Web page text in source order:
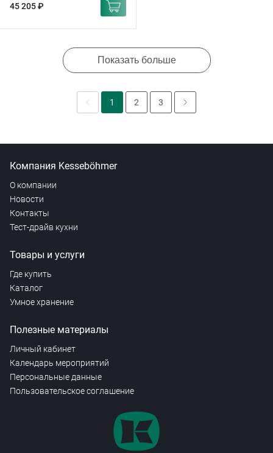
45 205 ₽
Показать больше
1 2 3
Компания Kesseböhmer
О компании
Новости
Контакты
Тест-драйв кухни
Товары и услуги
Где купить
Каталог
Умное хранение
Полезные материалы
Личный кабинет
Календарь мероприятий
Персональные данные
Пользовательское соглашение